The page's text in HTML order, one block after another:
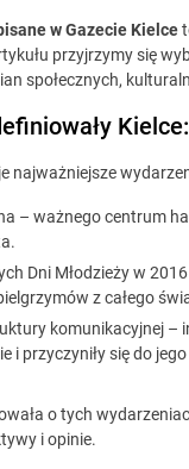
w Gazecie Kielce
przyjrzymy się
społecznych,
najważniejsze
– ważnego centrum
Dni Młodzieży w
z całego
komunikacyjnej –
i przyczyniły się do
o tych
i opinie.